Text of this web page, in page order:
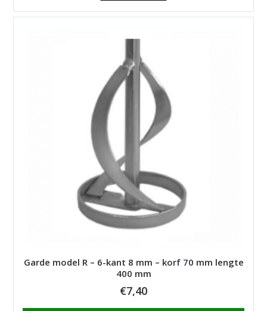
Garde model R – 6-kant 8 mm – korf 70 mm lengte
400 mm
€7,40